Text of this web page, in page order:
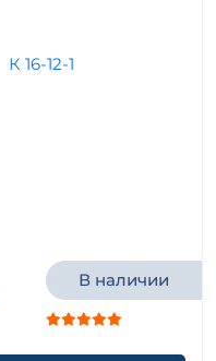
В наличии